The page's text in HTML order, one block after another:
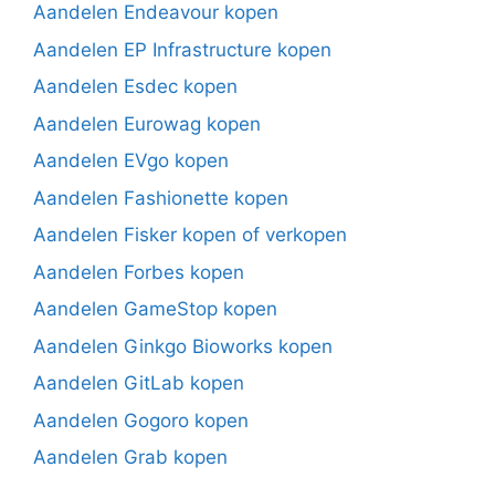
Aandelen Endeavour kopen
Aandelen EP Infrastructure kopen
Aandelen Esdec kopen
Aandelen Eurowag kopen
Aandelen EVgo kopen
Aandelen Fashionette kopen
Aandelen Fisker kopen of verkopen
Aandelen Forbes kopen
Aandelen GameStop kopen
Aandelen Ginkgo Bioworks kopen
Aandelen GitLab kopen
Aandelen Gogoro kopen
Aandelen Grab kopen